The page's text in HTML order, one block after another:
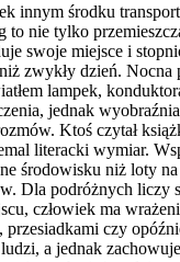
środku
nie tylko
swoje miejsce i
zwykły dzień.
lampek,
jednak
Ktoś czytał
literacki wymiar.
środowisku niż loty
Dla podróżnych
człowiek ma
czy
a jednak